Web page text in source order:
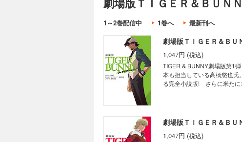
1～2巻配信中 1巻へ 最新刊へ
劇場版ＴＩＧＥＲ＆Ｂ
1,047円 (税込)
TIGER & BUNNY劇場版第1
本も担当している高橋悠也
る完全小説版! さらに米たに
劇場版ＴＩＧＥＲ＆Ｂ
1,047円 (税込)